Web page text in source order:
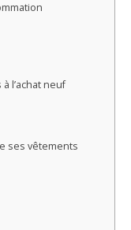
l’achat neuf
ses vêtements